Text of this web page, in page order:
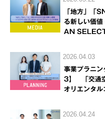
「地方」「
る新しい価
AN SELECT
2026.04.03
事業プラニ
3】 「交通
オリエンタ
2026.04.24